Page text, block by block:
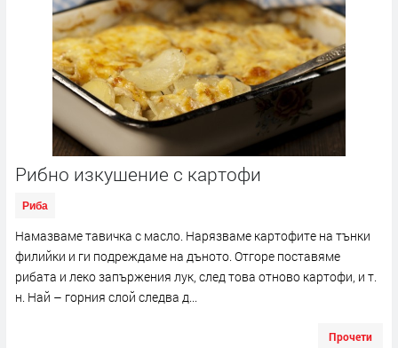
Рибно изкушение с картофи
Риба
Намазваме тавичка с масло. Нарязваме картофите на тънки
филийки и ги подреждаме на дъното. Отгоре поставяме
рибата и леко запържения лук, след това отново картофи, и т.
н. Най – горния слой следва д...
Прочети